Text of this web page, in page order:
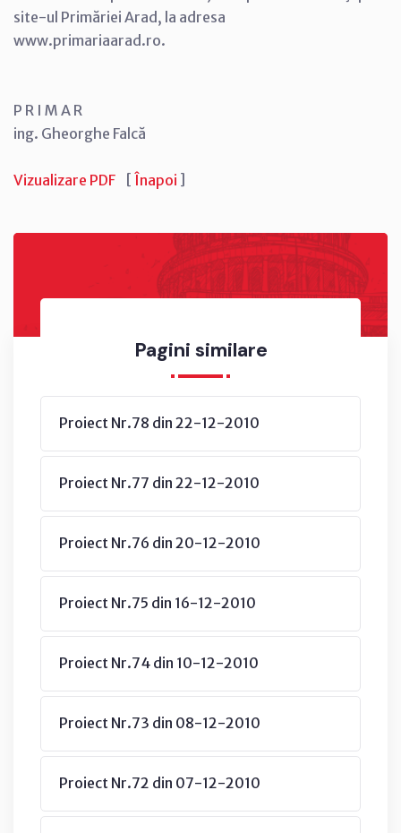
Pagini similare
Proiect Nr.78 din 22-12-2010
Proiect Nr.77 din 22-12-2010
Proiect Nr.76 din 20-12-2010
Proiect Nr.75 din 16-12-2010
Proiect Nr.74 din 10-12-2010
Proiect Nr.73 din 08-12-2010
Proiect Nr.72 din 07-12-2010
site-ul Primăriei Arad, la adresa
www.primariaarad.ro.
P R I M A R
ing. Gheorghe Falcă
Vizualizare PDF [ Înapoi ]